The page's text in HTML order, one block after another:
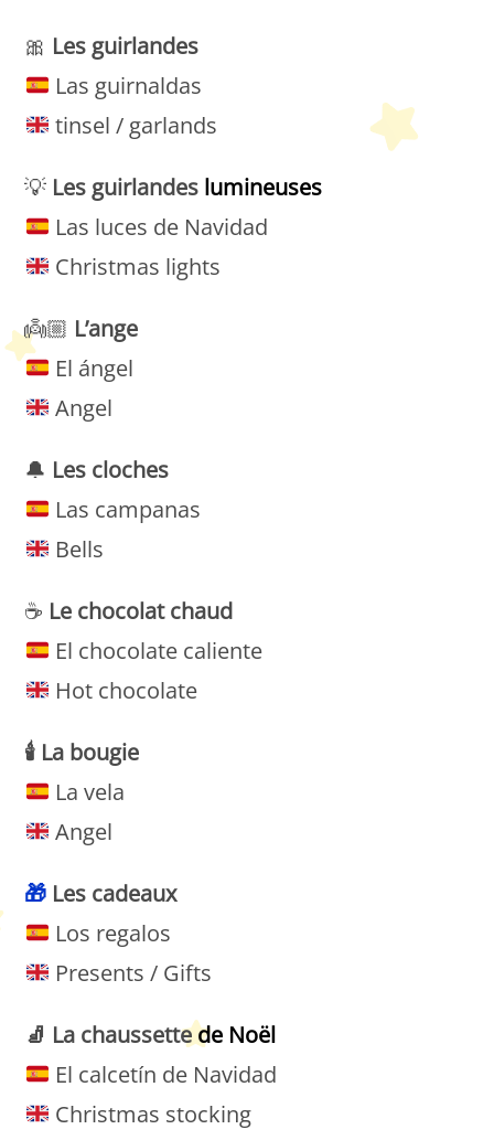
🎀 Les guirlandes
Las guirnaldas
tinsel / garlands
💡 Les guirlandes lumineuses
Las luces de Navidad
Christmas lights
👼🏼 L’ange
El ángel
Angel
🔔 Les cloches
Las campanas
Bells
☕ Le chocolat chaud
El chocolate caliente
Hot chocolate
🕯️ La bougie
La vela
Angel
🎁 Les cadeaux
Los regalos
Presents / Gifts
🧦 La chaussette de Noël
El calcetín de Navidad
Christmas stocking